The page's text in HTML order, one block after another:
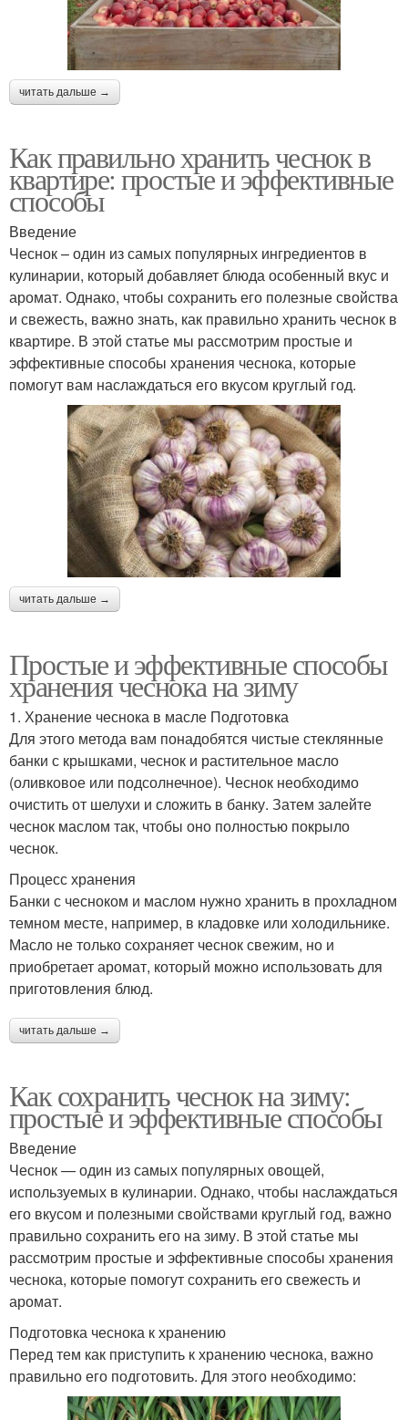
читать дальше →
Как правильно хранить чеснок в
квартире: простые и эффективные
способы
Введение
Чеснок – один из самых популярных ингредиентов в
кулинарии, который добавляет блюда особенный вкус и
аромат. Однако, чтобы сохранить его полезные свойства
и свежесть, важно знать, как правильно хранить чеснок в
квартире. В этой статье мы рассмотрим простые и
эффективные способы хранения чеснока, которые
помогут вам наслаждаться его вкусом круглый год.
читать дальше →
Простые и эффективные способы
хранения чеснока на зиму
1. Хранение чеснока в масле Подготовка
Для этого метода вам понадобятся чистые стеклянные
банки с крышками, чеснок и растительное масло
(оливковое или подсолнечное). Чеснок необходимо
очистить от шелухи и сложить в банку. Затем залейте
чеснок маслом так, чтобы оно полностью покрыло
чеснок.
Процесс хранения
Банки с чесноком и маслом нужно хранить в прохладном
темном месте, например, в кладовке или холодильнике.
Масло не только сохраняет чеснок свежим, но и
приобретает аромат, который можно использовать для
приготовления блюд.
читать дальше →
Как сохранить чеснок на зиму:
простые и эффективные способы
Введение
Чеснок — один из самых популярных овощей,
используемых в кулинарии. Однако, чтобы наслаждаться
его вкусом и полезными свойствами круглый год, важно
правильно сохранить его на зиму. В этой статье мы
рассмотрим простые и эффективные способы хранения
чеснока, которые помогут сохранить его свежесть и
аромат.
Подготовка чеснока к хранению
Перед тем как приступить к хранению чеснока, важно
правильно его подготовить. Для этого необходимо: